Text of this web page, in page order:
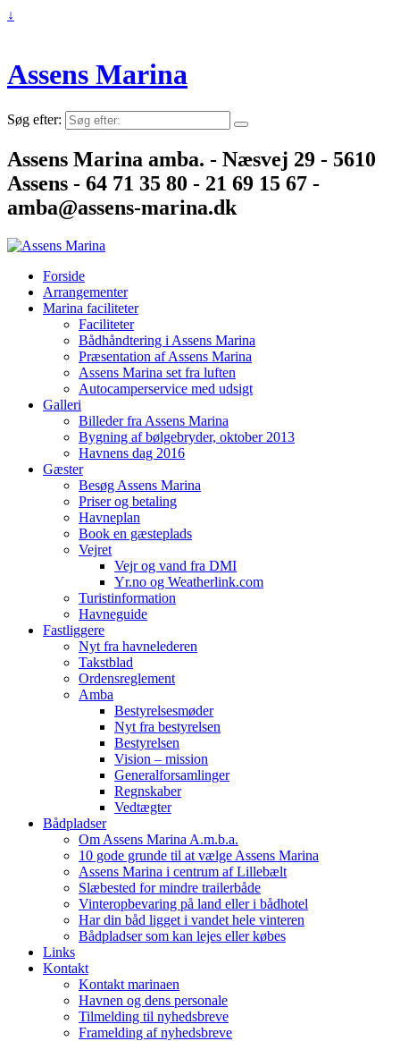
↓
Assens Marina
Søg efter:
Assens Marina amba. - Næsvej 29 - 5610
Assens - 64 71 35 80 - 21 69 15 67 -
amba@assens-marina.dk
Forside
Arrangementer
Marina faciliteter
Faciliteter
Bådhåndtering i Assens Marina
Præsentation af Assens Marina
Assens Marina set fra luften
Autocamperservice med udsigt
Galleri
Billeder fra Assens Marina
Bygning af bølgebryder, oktober 2013
Havnens dag 2016
Gæster
Besøg Assens Marina
Priser og betaling
Havneplan
Book en gæsteplads
Vejret
Vejr og vand fra DMI
Yr.no og Weatherlink.com
Turistinformation
Havneguide
Fastliggere
Nyt fra havnelederen
Takstblad
Ordensreglement
Amba
Bestyrelsesmøder
Nyt fra bestyrelsen
Bestyrelsen
Vision – mission
Generalforsamlinger
Regnskaber
Vedtægter
Bådpladser
Om Assens Marina A.m.b.a.
10 gode grunde til at vælge Assens Marina
Assens Marina i centrum af Lillebælt
Slæbested for mindre trailerbåde
Vinteropbevaring på land eller i bådhotel
Har din båd ligget i vandet hele vinteren
Bådpladser som kan lejes eller købes
Links
Kontakt
Kontakt marinaen
Havnen og dens personale
Tilmelding til nyhedsbreve
Framelding af nyhedsbreve